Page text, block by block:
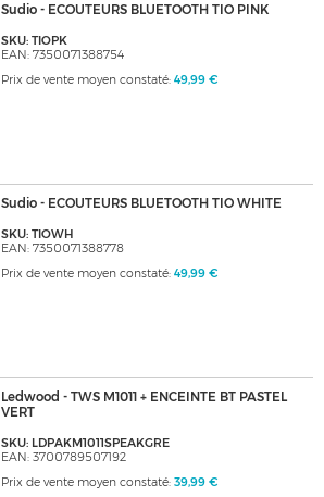
Sudio - ECOUTEURS BLUETOOTH TIO PINK
SKU: TIOPK
EAN: 7350071388754
Prix de vente moyen constaté: 49,99 €
Sudio - ECOUTEURS BLUETOOTH TIO WHITE
SKU: TIOWH
EAN: 7350071388778
Prix de vente moyen constaté: 49,99 €
Ledwood - TWS M1011 + ENCEINTE BT PASTEL
VERT
SKU: LDPAKM1011SPEAKGRE
EAN: 3700789507192
Prix de vente moyen constaté: 39,99 €